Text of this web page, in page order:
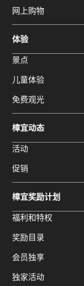
网上购物
体验
景点
儿童体验
免费观光
樟宜动态
活动
促销
樟宜奖励计划
福利和特权
奖励目录
会员独享
独家活动